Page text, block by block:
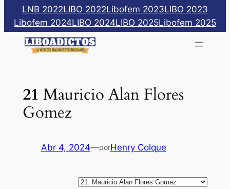
Saltar
contenido
LNB 2022LIBO 2022Libofem 2023LIBO 2023
Libofem 2024LIBO 2024LIBO 2025Libofem 2025
21 Mauricio Alan Flores
Gomez
Abr 4, 2024—porHenry Colque